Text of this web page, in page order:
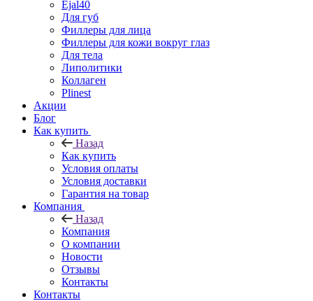
Ejal40
Для губ
Филлеры для лица
Филлеры для кожи вокруг глаз
Для тела
Липолитики
Коллаген
Plinest
Акции
Блог
Как купить
Назад
Как купить
Условия оплаты
Условия доставки
Гарантия на товар
Компания
Назад
Компания
О компании
Новости
Отзывы
Контакты
Контакты